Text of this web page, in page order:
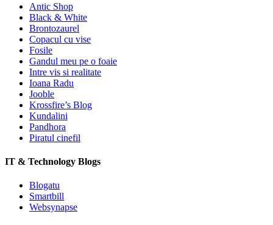
Antic Shop
Black & White
Brontozaurel
Copacul cu vise
Fosile
Gandul meu pe o foaie
Intre vis si realitate
Ioana Radu
Jooble
Krossfire’s Blog
Kundalini
Pandhora
Piratul cinefil
IT & Technology Blogs
Blogatu
Smartbill
Websynapse